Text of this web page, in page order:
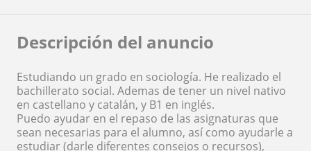
Descripción del anuncio
Estudiando un grado en sociología. He realizado el
bachillerato social. Ademas de tener un nivel nativo
en castellano y catalán, y B1 en inglés.
Puedo ayudar en el repaso de las asignaturas que
sean necesarias para el alumno, así como ayudarle a
estudiar (darle diferentes consejos o recursos),